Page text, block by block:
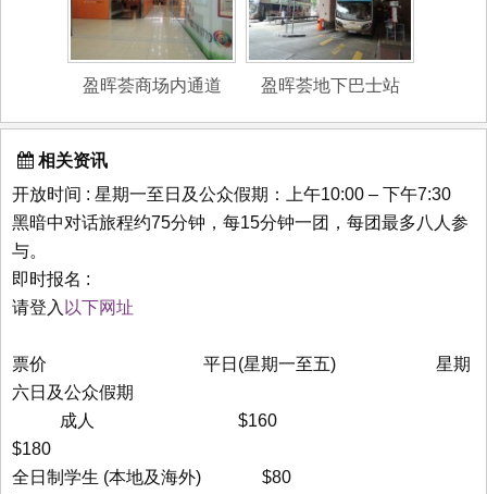
盈晖荟商场内通道 盈晖荟地下巴士站
相关资讯
开放时间 : 星期一至日及公众假期：上午10:00 – 下午7:30
黑暗中对话旅程约75分钟，每15分钟一团，每团最多八人参
与。
即时报名 :
请登入 以下网址
票价 平日(星期一至五) 星期
六日及公众假期
成人 $160
$180
全日制学生 (本地及海外) $80